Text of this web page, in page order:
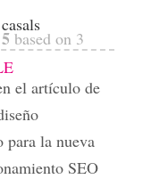
casals
5 based on 3
el artículo de
para la nueva
SEO